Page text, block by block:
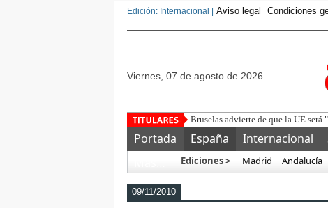
Edición: Internacional | Aviso legal Condiciones
viernes, 07 de agosto de 2026
Bruselas advierte de que la UE será
Portada España Internacional
Ediciones > Madrid Andalucía
09/11/2010